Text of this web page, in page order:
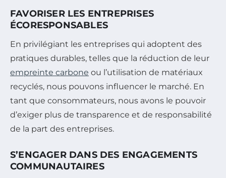
FAVORISER LES ENTREPRISES
ÉCORESPONSABLES
En privilégiant les entreprises qui adoptent des
pratiques durables, telles que la réduction de leur
empreinte carbone ou l’utilisation de matériaux
recyclés, nous pouvons influencer le marché. En
tant que consommateurs, nous avons le pouvoir
d’exiger plus de transparence et de responsabilité
de la part des entreprises.
S’ENGAGER DANS DES ENGAGEMENTS
COMMUNAUTAIRES